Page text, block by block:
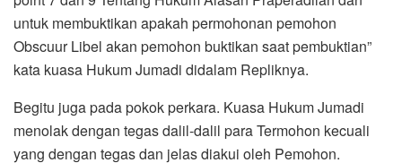
untuk membuktikan apakah permohonan pemohon
Obscuur Libel akan pemohon buktikan saat pembuktian”
kata kuasa Hukum Jumadi didalam Repliknya.
Begitu juga pada pokok perkara. Kuasa Hukum Jumadi
menolak dengan tegas dalil-dalil para Termohon kecuali
yang dengan tegas dan jelas diakui oleh Pemohon.